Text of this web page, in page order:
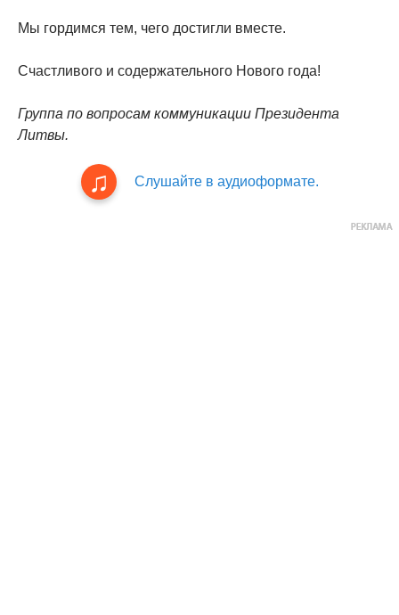
Мы гордимся тем, чего достигли вместе.
Счастливого и содержательного Нового года!
Группа по вопросам коммуникации Президента
Литвы.
Слушайте в аудиоформате.